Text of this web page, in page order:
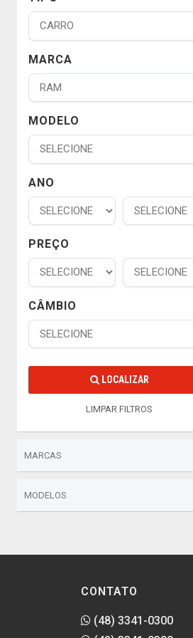
MARCA
MODELO
ANO
PREÇO
CÂMBIO
LOCALIZAR
LIMPAR FILTROS
MARCAS
MODELOS
CONTATO
(48) 3341-0300